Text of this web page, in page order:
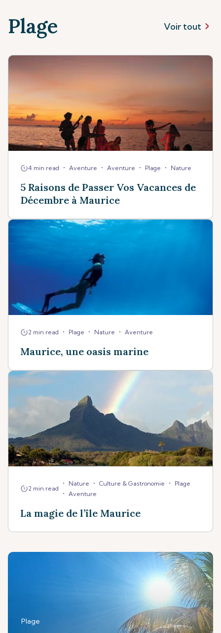
Plage Voir tout
4 min read • Aventure • Aventure • Plage • Nature
5 Raisons de Passer Vos Vacances de
Décembre à Maurice
2 min read • Plage • Nature • Aventure
Maurice, une oasis marine
2 min read
• Nature • Culture & Gastronomie • Plage
• Aventure
La magie de l’île Maurice
Plage